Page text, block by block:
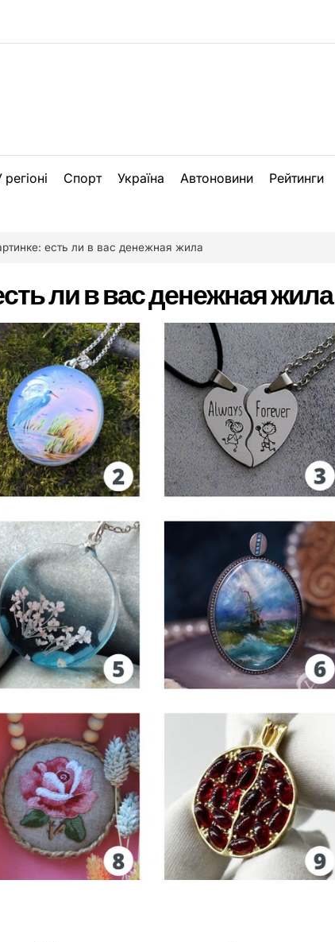
регіоні Спорт Україна Автоновини Рейтинги
есть ли в вас денежная жила
ли в вас денежная жила